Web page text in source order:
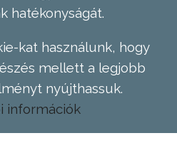
hatékonyságát.
kat használunk, hogy
mellett a legjobb
nyújthassuk.
információk